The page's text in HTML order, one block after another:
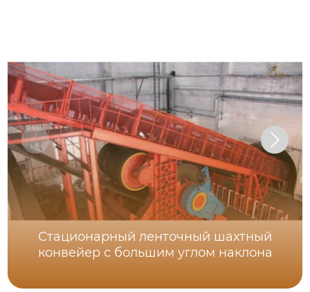
Стационарный ленточный шахтный
конвейер с большим углом наклона